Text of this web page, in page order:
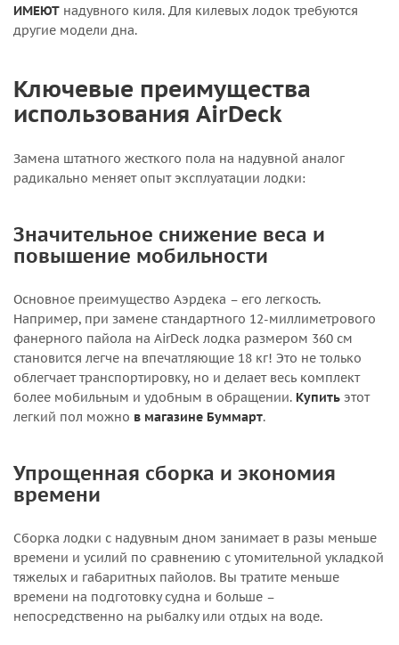
ИМЕЮТ надувного киля. Для килевых лодок требуются
другие модели дна.
Ключевые преимущества
использования AirDeck
Замена штатного жесткого пола на надувной аналог
радикально меняет опыт эксплуатации лодки:
Значительное снижение веса и
повышение мобильности
Основное преимущество Аэрдека – его легкость.
Например, при замене стандартного 12-миллиметрового
фанерного пайола на AirDeck лодка размером 360 см
становится легче на впечатляющие 18 кг! Это не только
облегчает транспортировку, но и делает весь комплект
более мобильным и удобным в обращении. Купить этот
легкий пол можно в магазине Буммарт.
Упрощенная сборка и экономия
времени
Сборка лодки с надувным дном занимает в разы меньше
времени и усилий по сравнению с утомительной укладкой
тяжелых и габаритных пайолов. Вы тратите меньше
времени на подготовку судна и больше –
непосредственно на рыбалку или отдых на воде.